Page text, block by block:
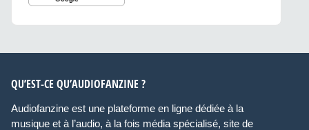
QU’EST-CE QU’AUDIOFANZINE ?
Audiofanzine est une plateforme en ligne dédiée à la
musique et à l’audio, à la fois média spécialisé, site de